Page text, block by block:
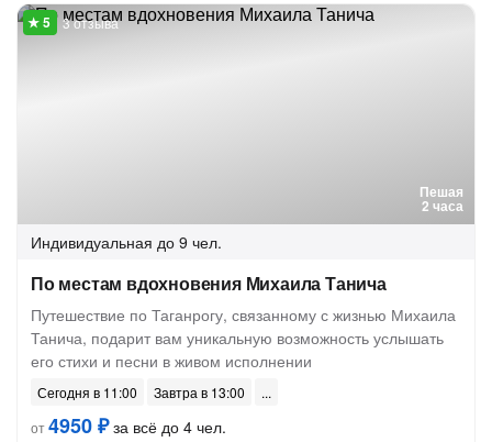
Пешая
2 часа
3 отзыва
Индивидуальная до 9 чел.
По местам вдохновения Михаила Танича
Путешествие по Таганрогу, связанному с жизнью Михаила
Танича, подарит вам уникальную возможность услышать
его стихи и песни в живом исполнении
Сегодня в 11:00
Завтра в 13:00
от4950 ₽за всё до 4 чел.